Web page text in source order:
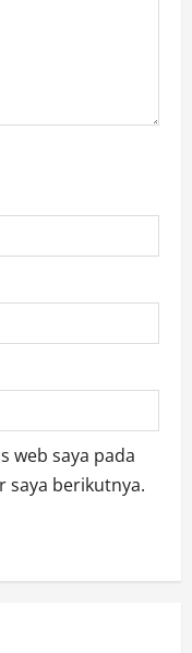
web saya pada
saya berikutnya.